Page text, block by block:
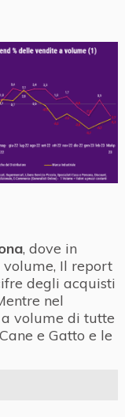
, dove in
volume, Il report
degli acquisti
nel
volume di tutte
e Gatto e le